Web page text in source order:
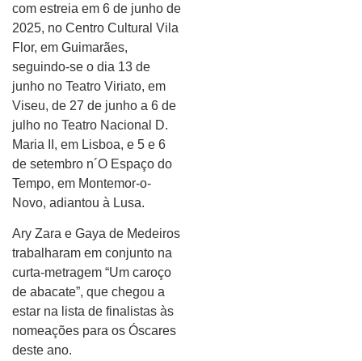
com estreia em 6 de junho de
2025, no Centro Cultural Vila
Flor, em Guimarães,
seguindo-se o dia 13 de
junho no Teatro Viriato, em
Viseu, de 27 de junho a 6 de
julho no Teatro Nacional D.
Maria II, em Lisboa, e 5 e 6
de setembro n´O Espaço do
Tempo, em Montemor-o-
Novo, adiantou à Lusa.
Ary Zara e Gaya de Medeiros
trabalharam em conjunto na
curta-metragem “Um caroço
de abacate”, que chegou a
estar na lista de finalistas às
nomeações para os Óscares
deste ano.